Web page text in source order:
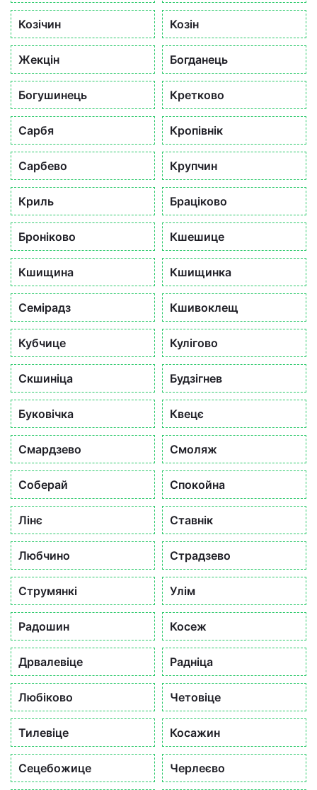
Козічин Козін
Жекцін Богданець
Богушинець Кретково
Сарбя Кропівнік
Сарбево Крупчин
Криль Браціково
Броніково Кшешице
Кшищина Кшищинка
Семірадз Кшивоклещ
Кубчице Кулігово
Скшиніца Будзігнев
Буковічка Квецє
Смардзево Смоляж
Соберай Спокойна
Лінє Ставнік
Любчино Страдзево
Струмянкі Улім
Радошин Косеж
Дрвалевіце Радніца
Любіково Четовіце
Тилевіце Косажин
Сецебожице Черлеєво